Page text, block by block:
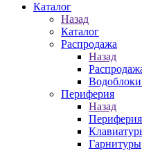
Каталог
Назад
Каталог
Распродажа
Назад
Периферия
Назад
Периферия
Гарнитуры